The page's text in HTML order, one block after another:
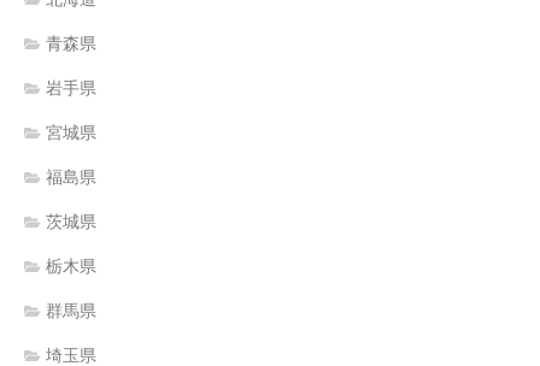
青森県
岩手県
宮城県
福島県
茨城県
栃木県
群馬県
埼玉県